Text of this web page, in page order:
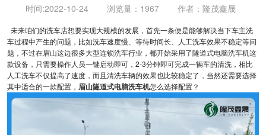
时间:2022-10-24 浏览量： 1967 作者： 隆茂鑫晟
未来咱们的洗车店想要实现大规模的发展，首先一条便是能够解决当下车主洗
车过程中产生的问题，比如洗车速度慢、等待时间长、人工洗车效果不稳定等问
题，不过在眉山这边很多大型连锁洗车行业，都开始采用了隧道式电脑洗车机这
款设备，只需要操作人员一键启动即可，2-3分钟即可完成一辆车的清洗，相比
人工洗车不仅提高了速度，而且清洗车辆的效果也比较稳定了，当然还需要选择
其中适合的一款配置， 眉山隧道式电脑洗车机怎么选择配置？